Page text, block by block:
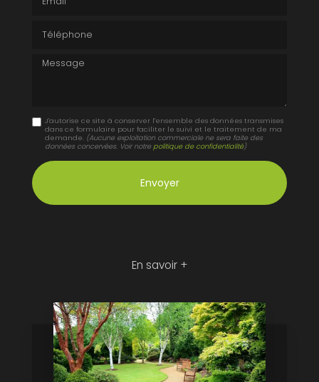
Message
J'autorise ce site à conserver l'ensemble des données transmises
dans ce formulaire pour faciliter le suivi et le traitement de ma
demande. (Aucune exploitation commerciale ne sera faite des
données concervées. Voir notre politique de confidentialité)
En savoir +